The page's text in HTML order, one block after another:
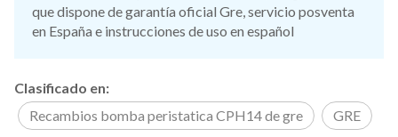
que dispone de garantía oficial Gre, servicio posventa
en España e instrucciones de uso en español
Clasificado en:
Recambios bomba peristatica CPH14 de gre
GRE